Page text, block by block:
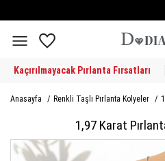
Kaçırılmayacak Pırlanta Fırsatları
Anasayfa / Renkli Taşlı Pırlanta Kolyeler /
1,97 Karat